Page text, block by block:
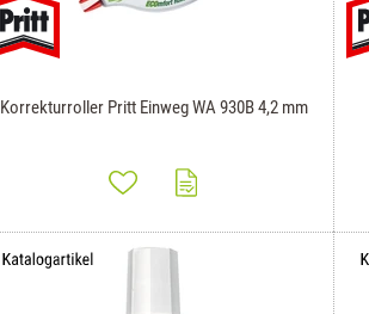
Korrekturroller Pritt Einweg WA 930B 4,2 mm